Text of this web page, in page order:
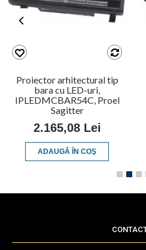
Proiector arhitectural tip
bara cu LED-uri,
IPLEDMCBAR54C, Proel
Sagitter
2.165,08 Lei
ADAUGĂ ÎN COŞ